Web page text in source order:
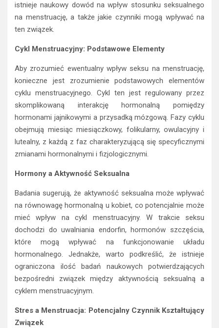
istnieje naukowy dowód na wpływ stosunku seksualnego
na menstruację, a także jakie czynniki mogą wpływać na
ten związek.
Cykl Menstruacyjny: Podstawowe Elementy
Aby zrozumieć ewentualny wpływ seksu na menstruację,
konieczne jest zrozumienie podstawowych elementów
cyklu menstruacyjnego. Cykl ten jest regulowany przez
skomplikowaną interakcję hormonalną pomiędzy
hormonami jajnikowymi a przysadką mózgową. Fazy cyklu
obejmują miesiąc miesiączkowy, folikularny, owulacyjny i
lutealny, z każdą z faz charakteryzującą się specyficznymi
zmianami hormonalnymi i fizjologicznymi.
Hormony a Aktywność Seksualna
Badania sugerują, że aktywność seksualna może wpływać
na równowagę hormonalną u kobiet, co potencjalnie może
mieć wpływ na cykl menstruacyjny. W trakcie seksu
dochodzi do uwalniania endorfin, hormonów szczęścia,
które mogą wpływać na funkcjonowanie układu
hormonalnego. Jednakże, warto podkreślić, że istnieje
ograniczona ilość badań naukowych potwierdzających
bezpośredni związek między aktywnością seksualną a
cyklem menstruacyjnym.
Stres a Menstruacja: Potencjalny Czynnik Kształtujący
Związek